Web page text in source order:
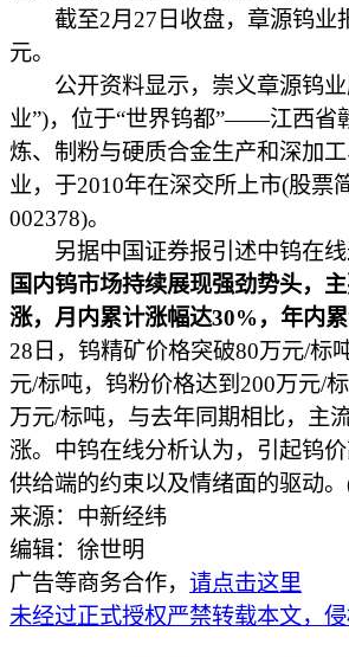
截至2月27日收盘，章源钨业
元。
公开资料显示，崇义章源钨业
业”)，位于“世界钨都”——江西省
炼、制粉与硬质合金生产和深加
业，于2010年在深交所上市(股票
002378)。
另据中国证券报引述中钨在线
国内钨市场持续展现强劲势头，
涨，月内累计涨幅达30%，年内累
28日，钨精矿价格突破80万元/标
元/标吨，钨粉价格达到200万元/
万元/标吨，与去年同期相比，主
涨。中钨在线分析认为，引起钨
供给端的约束以及情绪面的驱动
来源：中新经纬
编辑：徐世明
广告等商务合作， 请点击这里
未经过正式授权严禁转载本文，